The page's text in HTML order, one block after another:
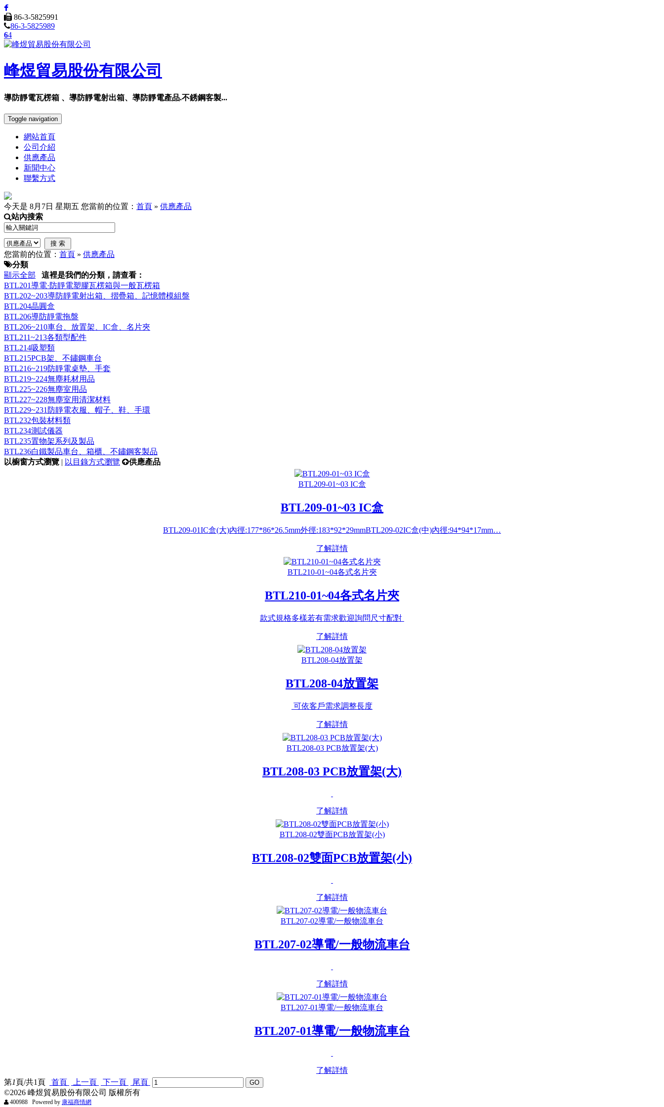
86-3-5825991
86-3-5825989
64
峰煜貿易股份有限公司
導防靜電瓦楞箱 、導防靜電射出箱、導防靜電產品.不銹鋼客製...
Toggle navigation
網站首頁
公司介紹
供應產品
新聞中心
聯繫方式
今天是 8月7日 星期五 您當前的位置： 首頁 » 供應產品
站內搜索
您當前的位置： 首頁 » 供應產品
分類
顯示全部
這裡是我們的分類，請查看：
BTL201導電·防靜電塑膠瓦楞箱與一般瓦楞箱
BTL202~203導防靜電射出箱、摺疊箱、記憶體模組盤
BTL204晶圓盒
BTL206導防靜電拖盤
BTL206~210車台、放置架、IC盒、名片夾
BTL211~213各類型配件
BTL214吸塑類
BTL215PCB架、不鏽鋼車台
BTL216~219防靜電桌墊、手套
BTL219~224無塵耗材用品
BTL225~226無塵室用品
BTL227~228無塵室用清潔材料
BTL229~231防靜電衣服、帽子、鞋、手環
BTL232包裝材料類
BTL234測試儀器
BTL235置物架系列及製品
BTL236白鐵製品車台、箱櫃、不鏽鋼客製品
以櫥窗方式瀏覽 | 以目錄方式瀏覽 供應產品
BTL209-01~03 IC盒
BTL209-01~03 IC盒
BTL209-01IC盒(大)內徑:177*86*26.5mm外徑:183*92*29mmBTL209-02IC盒(中)內徑:94*94*17mm…
了解詳情
BTL210-01~04各式名片夾
BTL210-01~04各式名片夾
款式規格多樣若有需求歡迎詢問尺寸配對
了解詳情
BTL208-04放置架
BTL208-04放置架
可依客戶需求調整長度
了解詳情
BTL208-03 PCB放置架(大)
BTL208-03 PCB放置架(大)
了解詳情
BTL208-02雙面PCB放置架(小)
BTL208-02雙面PCB放置架(小)
了解詳情
BTL207-02導電/一般物流車台
BTL207-02導電/一般物流車台
了解詳情
BTL207-01導電/一般物流車台
BTL207-01導電/一般物流車台
了解詳情
第1頁/共1 頁 首頁 上一頁 下一頁
尾頁
©2026 峰煜貿易股份有限公司 版權所有
400988 Powered by 康福商情網